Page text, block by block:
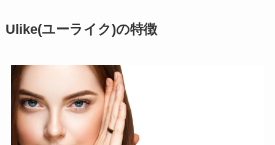
Ulike(ユーライク)の特徴